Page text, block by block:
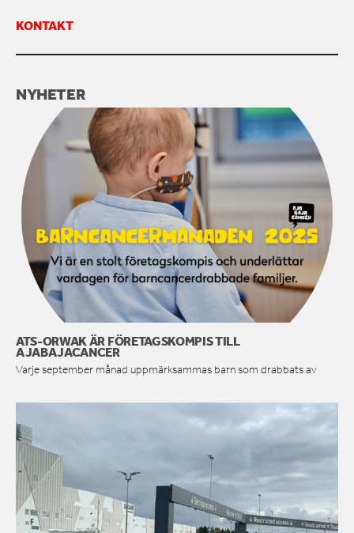
KONTAKTA OSS
KONTAKT
NYHETER
ATS-ORWAK ÄR FÖRETAGSKOMPIS TILL
AJABAJACANCER
Varje september månad uppmärksammas barn som drabbats av